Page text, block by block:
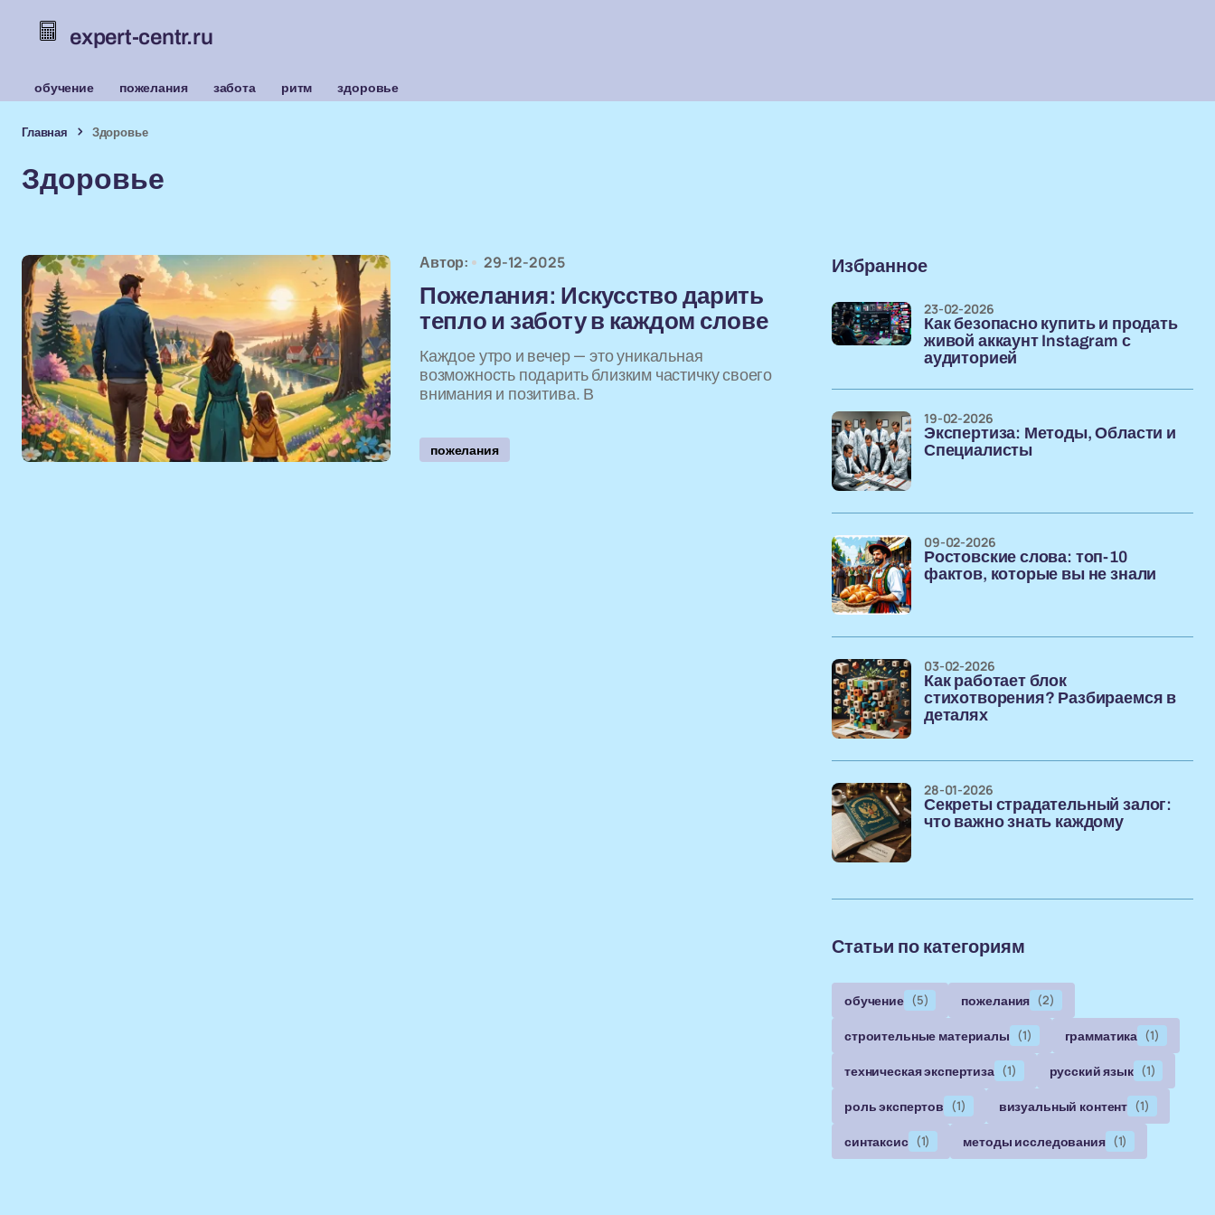
expert-centr.ru
обучение пожелания забота ритм здоровье
Главная Здоровье
Здоровье
Автор: 29-12-2025
Пожелания: Искусство дарить
тепло и заботу в каждом слове
Каждое утро и вечер — это уникальная
возможность подарить близким частичку своего
внимания и позитива. В
пожелания
Избранное
Как безопасно купить и продать
живой аккаунт Instagram с
аудиторией
23-02-2026
Экспертиза: Методы, Области и
Специалисты
19-02-2026
Ростовские слова: топ-10
фактов, которые вы не знали
09-02-2026
Как работает блок
стихотворения? Разбираемся в
деталях
03-02-2026
Секреты страдательный залог:
что важно знать каждому
28-01-2026
Статьи по категориям
обучение (5) пожелания (2)
строительные материалы (1) грамматика (1)
техническая экспертиза (1) русский язык (1)
роль экспертов (1) визуальный контент (1)
синтаксис (1) методы исследования (1)